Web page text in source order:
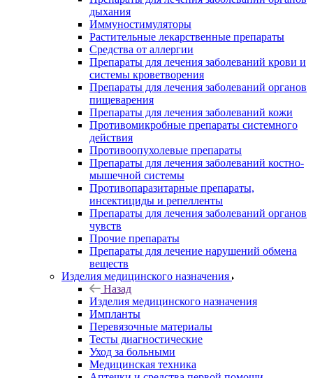
дыхания
Иммуностимуляторы
Растительные лекарственные препараты
Средства от аллергии
Препараты для лечения заболеваний крови и
системы кроветворения
Препараты для лечения заболеваний органов
пищеварения
Препараты для лечения заболеваний кожи
Противомикробные препараты системного
действия
Противоопухолевые препараты
Препараты для лечения заболеваний костно-
мышечной системы
Противопаразитарные препараты,
инсектициды и репелленты
Препараты для лечения заболеваний органов
чувств
Прочие препараты
Препараты для лечение нарушений обмена
веществ
Изделия медицинского назначения
Назад
Изделия медицинского назначения
Импланты
Перевязочные материалы
Тесты диагностические
Уход за больными
Медицинская техника